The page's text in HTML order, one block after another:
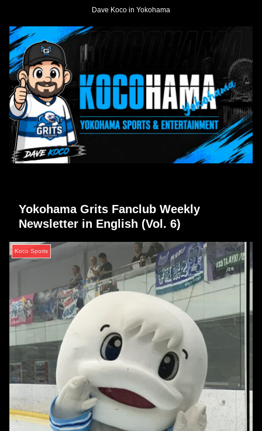
Dave Koco in Yokohama
Yokohama Grits Fanclub Weekly
Newsletter in English (Vol. 6)
Koco Sports